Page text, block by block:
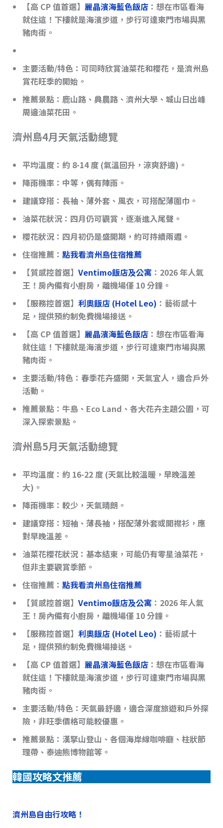
【高 CP 值首選】 麗晶濱海藍色飯店：想在市區看海
就住這！下樓就是海濱步道，步行可達東門市場與黑
豬肉街。
主要活動/特色：可同時欣賞油菜花和櫻花，是濟州島
賞花旺季的開始。
推薦景點 ：鹿山路、典農路、濟州大學、城山日出峰
周邊油菜花田。
濟州島4月天氣活動總覽
平均溫度：約 8-14 度 (氣溫回升，涼爽舒適)。
降雨機率：中等，偶有陣雨。
建議穿搭：長袖、薄外套、風衣，可搭配薄圍巾。
油菜花狀況：四月仍可觀賞，逐漸進入尾聲。
櫻花狀況：四月初仍是盛開期，約可持續兩週。
住宿推薦： 點我看濟州島住宿推薦
【質感控首選】 Ventimo飯店及公寓 ：2026 年人氣
王！房內備有小廚房，離機場僅 10 分鐘。
【服務控首選】 利奧飯店 (Hotel Leo) ：藝術感十
足，提供預約制免費機場接送。
【高 CP 值首選】 麗晶濱海藍色飯店：想在市區看海
就住這！下樓就是海濱步道，步行可達東門市場與黑
豬肉街。
主要活動/特色：春季花卉盛開，天氣宜人，適合戶外
活動。
推薦景點 ：牛島、Eco Land、各大花卉主題公園，可
深入探索景點。
濟州島5月天氣活動總覽
平均溫度：約 16-22 度 (天氣比較溫暖，早晚溫差
大)。
降雨機率：較少，天氣晴朗。
建議穿搭：短袖、薄長袖，搭配薄外套或開襟衫，應
對早晚溫差。
油菜花櫻花狀況：基本結束，可能仍有零星油菜花，
但非主要觀賞季節。
住宿推薦： 點我看濟州島住宿推薦
【質感控首選】 Ventimo飯店及公寓 ：2026 年人氣
王！房內備有小廚房，離機場僅 10 分鐘。
【服務控首選】 利奧飯店 (Hotel Leo) ：藝術感十
足，提供預約制免費機場接送。
【高 CP 值首選】 麗晶濱海藍色飯店：想在市區看海
就住這！下樓就是海濱步道，步行可達東門市場與黑
豬肉街。
主要活動/特色：天氣最舒適，適合深度旅遊和戶外探
險，非旺季價格可能較優惠。
推薦景點 ：漢拏山登山、各個海岸線咖啡廳、柱狀節
理帶、泰迪熊博物館等。
韓國攻略文推薦
濟州島自由行攻略！